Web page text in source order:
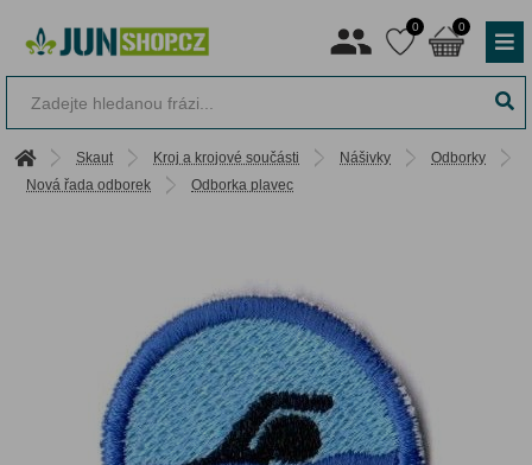
0 0
Skaut Kroj a krojové součásti Nášivky
Odborky
Nová řada odborek
Odborka plavec